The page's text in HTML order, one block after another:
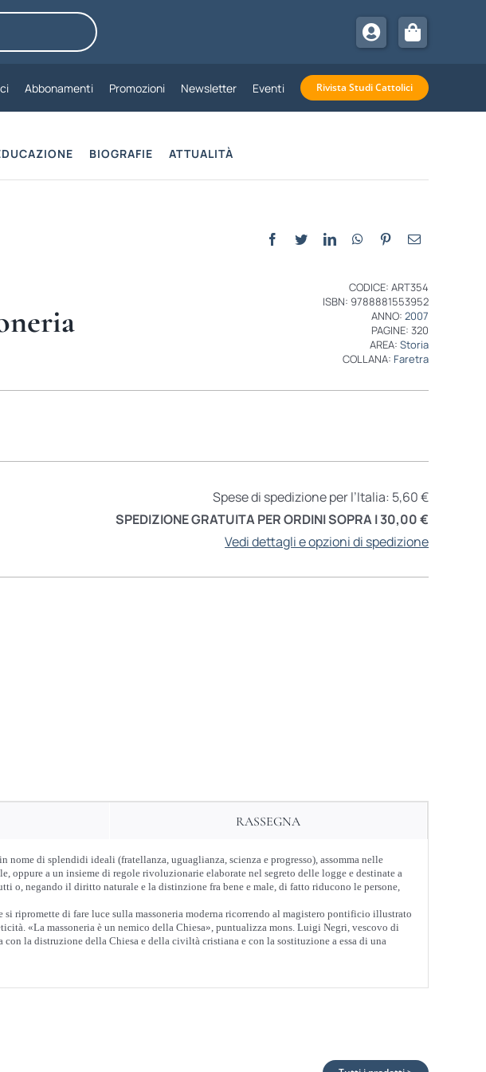
Abbonamenti Promozioni Newsletter Eventi Rivista Studi Cattolici
BIOGRAFIE ATTUALITÀ
CODICE: ART354
ISBN: 9788881553952
ANNO:2007
PAGINE: 320
AREA:Storia
COLLANA: Faretra
Spese di spedizione per l’Italia: 5,60 €
SPEDIZIONE GRATUITA PER ORDINI SOPRA I 30,00 €
Vedi dettagli e opzioni di spedizione
RASSEGNA
nome di splendidi ideali (fratellanza, uguaglianza, scienza e progresso), assomma nelle
oppure a un insieme di regole rivoluzionarie elaborate nel segreto delle logge e destinate a
o, negando il diritto naturale e la distinzione fra bene e male, di fatto riducono le persone,
ripromette di fare luce sulla massoneria moderna ricorrendo al magistero pontificio illustrato
«La massoneria è un nemico della Chiesa», puntualizza mons. Luigi Negri, vescovo di
la distruzione della Chiesa e della civiltà cristiana e con la sostituzione a essa di una